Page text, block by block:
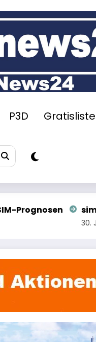
P3D Gratisliste
WORLD Pro